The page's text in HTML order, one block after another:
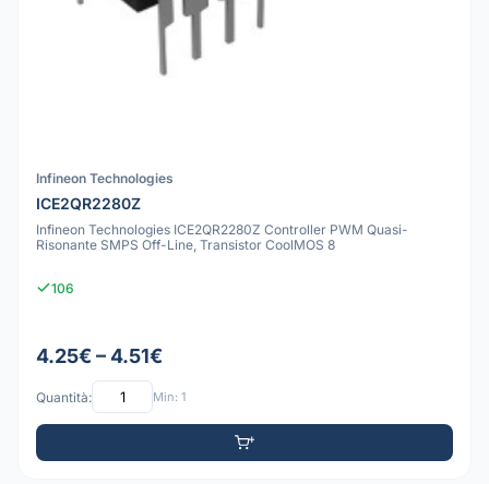
Infineon Technologies
ICE2QR2280Z
Infineon Technologies ICE2QR2280Z Controller PWM Quasi-
Risonante SMPS Off-Line, Transistor CoolMOS 8
106
4.25€ – 4.51€
Quantità: Min: 1